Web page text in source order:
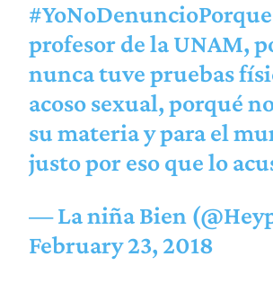
#YoNoDenuncioPorque
profesor de la UNAM,
nunca tuve pruebas
acoso sexual, porqué
su materia y para el
justo por eso que lo
— La niña Bien
February 23, 2018